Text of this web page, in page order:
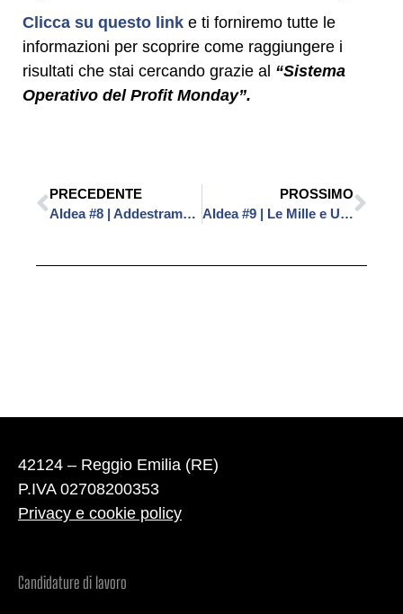
Clicca su questo link e ti forniremo tutte le
informazioni per scoprire come raggiungere i
risultati che stai cercando grazie al “Sistema
Operativo del Profit Monday”.
PRECEDENTE
AIdea #8 | Addestramento dalla A…alla I
PROSSIMO
AIdea #9 | Le Mille e Una applicazioni dell’AI
42124 – Reggio Emilia (RE)
P.IVA 02708200353
Privacy e cookie policy
Candidature di lavoro